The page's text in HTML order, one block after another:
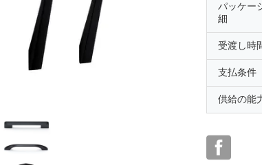
パッケー
細
受渡し時
支払条件
供給の能